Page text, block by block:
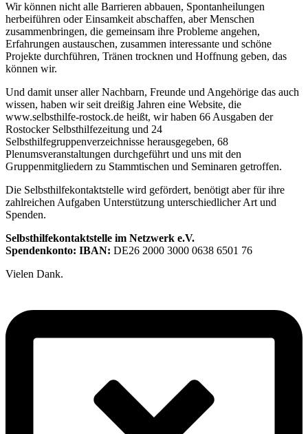
Wir können nicht alle Barrieren abbauen, Spontanheilungen
herbeiführen oder Einsamkeit abschaffen, aber Menschen
zusammenbringen, die gemeinsam ihre Probleme angehen,
Erfahrungen austauschen, zusammen interessante und schöne
Projekte durchführen, Tränen trocknen und Hoffnung geben, das
können wir.
Und damit unser aller Nachbarn, Freunde und Angehörige das auch
wissen, haben wir seit dreißig Jahren eine Website, die
www.selbsthilfe-rostock.de heißt, wir haben 66 Ausgaben der
Rostocker Selbsthilfezeitung und 24
Selbsthilfegruppenverzeichnisse herausgegeben, 68
Plenumsveranstaltungen durchgeführt und uns mit den
Gruppenmitgliedern zu Stammtischen und Seminaren getroffen.
Die Selbsthilfekontaktstelle wird gefördert, benötigt aber für ihre
zahlreichen Aufgaben Unterstützung unterschiedlicher Art und
Spenden.
Selbsthilfekontaktstelle im Netzwerk e.V.
Spendenkonto: IBAN: DE26 2000 3000 0638 6501 76
Vielen Dank.